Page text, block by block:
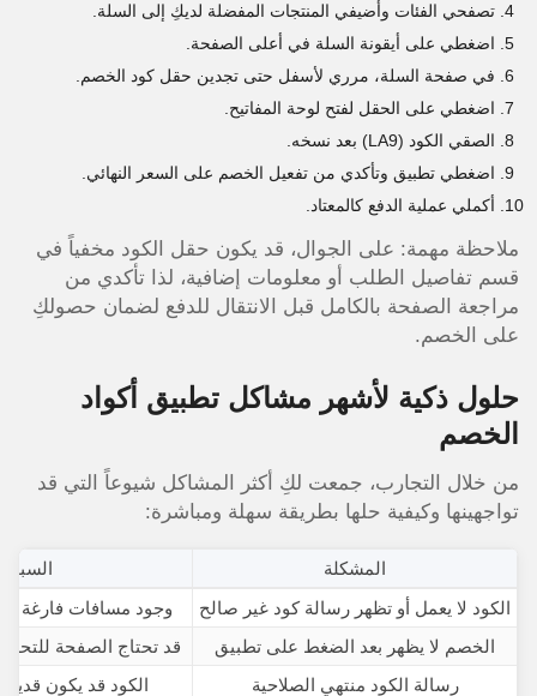
تصفحي الفئات وأضيفي المنتجات المفضلة لديكِ إلى السلة.
اضغطي على أيقونة السلة في أعلى الصفحة.
في صفحة السلة، مرري لأسفل حتى تجدين حقل كود الخصم.
اضغطي على الحقل لفتح لوحة المفاتيح.
الصقي الكود (LA9) بعد نسخه.
اضغطي تطبيق وتأكدي من تفعيل الخصم على السعر النهائي.
أكملي عملية الدفع كالمعتاد.
ملاحظة مهمة: على الجوال، قد يكون حقل الكود مخفياً في
قسم تفاصيل الطلب أو معلومات إضافية، لذا تأكدي من
مراجعة الصفحة بالكامل قبل الانتقال للدفع لضمان حصولكِ
على الخصم.
حلول ذكية لأشهر مشاكل تطبيق أكواد
الخصم
من خلال التجارب، جمعت لكِ أكثر المشاكل شيوعاً التي قد
تواجهينها وكيفية حلها بطريقة سهلة ومباشرة:
المشكلة
السبب
الكود لا يعمل أو تظهر رسالة كود غير صالح
وجود مسافات فارغة
الخصم لا يظهر بعد الضغط على تطبيق
قد تحتاج الصفحة
رسالة الكود منتهي الصلاحية
الكود قد يكون